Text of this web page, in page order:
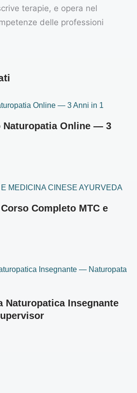
terapie, e opera nel
delle professioni
Naturopatia Online — 3
Completo MTC e
Naturopatica Insegnante